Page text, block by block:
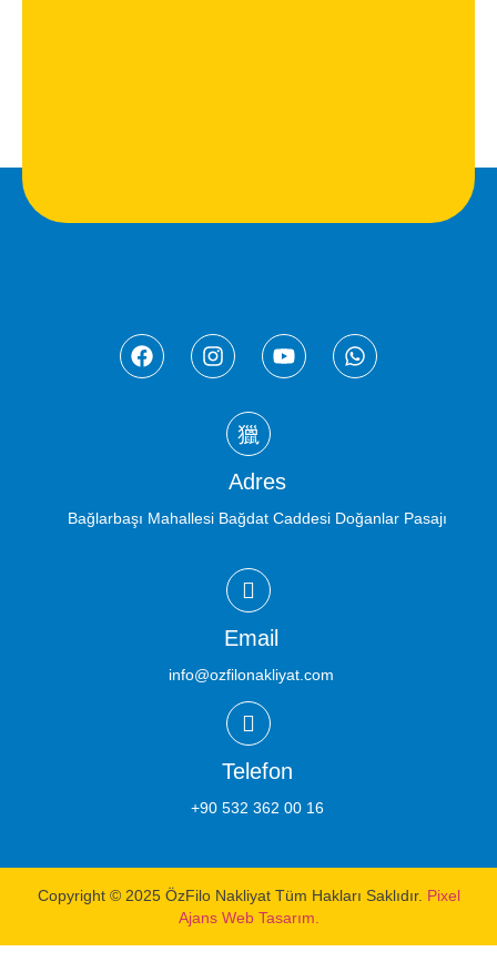
Adres
Bağlarbaşı Mahallesi Bağdat Caddesi Doğanlar Pasajı
Email
info@ozfilonakliyat.com
Telefon
+90 532 362 00 16
Copyright © 2025 ÖzFilo Nakliyat Tüm Hakları Saklıdır. Pixel
Ajans Web Tasarım.